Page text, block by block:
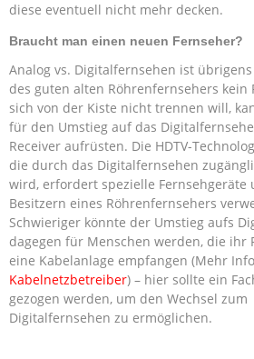
diese eventuell nicht mehr decken.
Braucht man einen neuen Fernseher?
Analog vs. Digitalfernsehen ist
des guten alten Röhrenfernsehers kein
sich von der Kiste nicht trennen will,
für den Umstieg auf das
Receiver aufrüsten. Die HDTV-
die durch das Digitalfernsehen
wird, erfordert spezielle Fernsehgeräte
Besitzern eines Röhrenfernsehers
Schwieriger könnte der Umstieg aufs
dagegen für Menschen werden, die ihr
eine Kabelanlage empfangen (Mehr
Kabelnetzbetreiber) – hier sollte ein
gezogen werden, um den Wechsel zum
Digitalfernsehen zu ermöglichen.